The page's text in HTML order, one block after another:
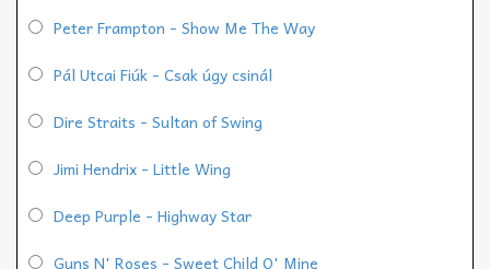
Peter Frampton - Show Me The Way
Pál Utcai Fiúk - Csak úgy csinál
Dire Straits - Sultan of Swing
Jimi Hendrix - Little Wing
Deep Purple - Highway Star
Guns N' Roses - Sweet Child O' Mine